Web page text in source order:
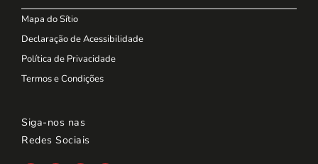
Mapa do Sítio
Declaração de Acessibilidade
Política de Privacidade
Termos e Condições
Siga-nos nas
Redes Sociais